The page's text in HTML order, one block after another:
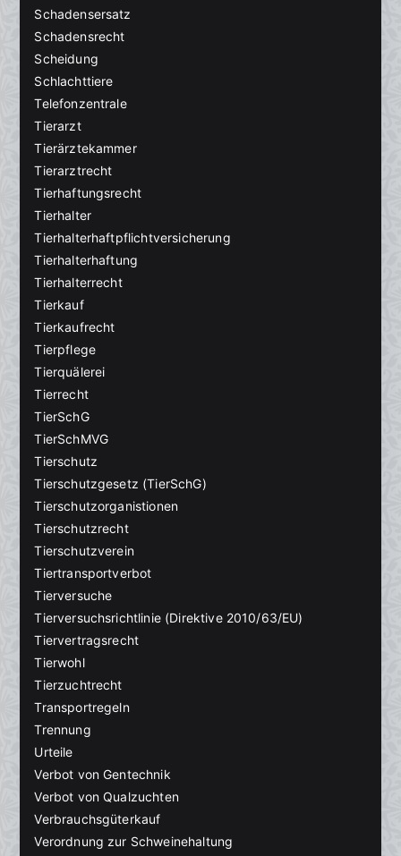
Schadensersatz
Schadensrecht
Scheidung
Schlachttiere
Telefonzentrale
Tierarzt
Tierärztekammer
Tierarztrecht
Tierhaftungsrecht
Tierhalter
Tierhalterhaftpflichtversicherung
Tierhalterhaftung
Tierhalterrecht
Tierkauf
Tierkaufrecht
Tierpflege
Tierquälerei
Tierrecht
TierSchG
TierSchMVG
Tierschutz
Tierschutzgesetz (TierSchG)
Tierschutzorganistionen
Tierschutzrecht
Tierschutzverein
Tiertransportverbot
Tierversuche
Tierversuchsrichtlinie (Direktive 2010/63/EU)
Tiervertragsrecht
Tierwohl
Tierzuchtrecht
Transportregeln
Trennung
Urteile
Verbot von Gentechnik
Verbot von Qualzuchten
Verbrauchsgüterkauf
Verordnung zur Schweinehaltung